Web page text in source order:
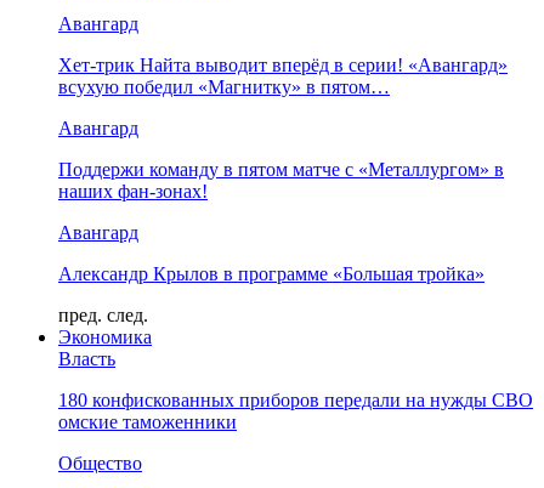
Авангард
Хет-трик Найта выводит вперёд в серии! «Авангард»
всухую победил «Магнитку» в пятом…
Авангард
Поддержи команду в пятом матче с «Металлургом» в
наших фан-зонах!
Авангард
Александр Крылов в программе «Большая тройка»
пред. след.
Экономика
Власть
180 конфискованных приборов передали на нужды СВО
омские таможенники
Общество